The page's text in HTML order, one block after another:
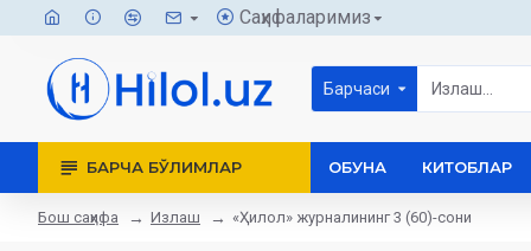
Саҳифаларимиз
Барчаси
БАРЧА БЎЛИМЛАР ОБУНА КИТОБЛАР
Бош саҳифа Излаш «Ҳилол» журналининг 3 (60)-сони